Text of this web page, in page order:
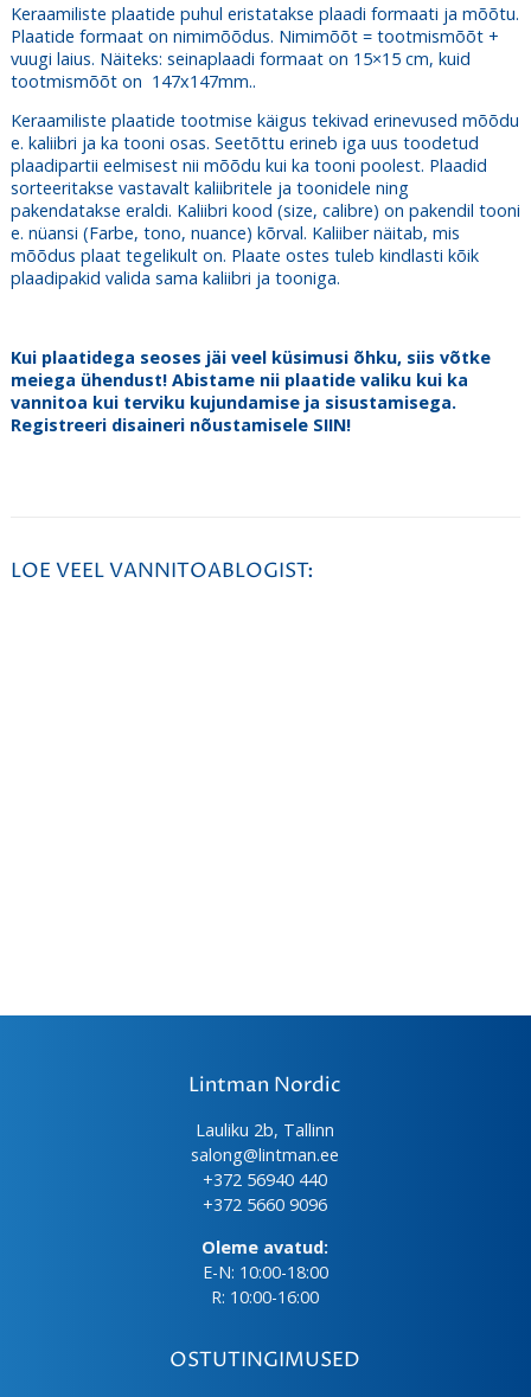
Keraamiliste plaatide puhul eristatakse plaadi formaati ja mõõtu.
Plaatide formaat on nimimõõdus. Nimimõõt = tootmismõõt +
vuugi laius. Näiteks: seinaplaadi formaat on 15×15 cm, kuid
tootmismõõt on 147x147mm..
Keraamiliste plaatide tootmise käigus tekivad erinevused mõõdu
e. kaliibri ja ka tooni osas. Seetõttu erineb iga uus toodetud
plaadipartii eelmisest nii mõõdu kui ka tooni poolest. Plaadid
sorteeritakse vastavalt kaliibritele ja toonidele ning
pakendatakse eraldi. Kaliibri kood (size, calibre) on pakendil tooni
e. nüansi (Farbe, tono, nuance) kõrval. Kaliiber näitab, mis
mõõdus plaat tegelikult on. Plaate ostes tuleb kindlasti kõik
plaadipakid valida sama kaliibri ja tooniga.
Kui plaatidega seoses jäi veel küsimusi õhku, siis võtke
meiega ühendust! Abistame nii plaatide valiku kui ka
vannitoa kui terviku kujundamise ja sisustamisega.
Registreeri disaineri nõustamisele SIIN!
LOE VEEL VANNITOABLOGIST:
Lintman Nordic
Lauliku 2b, Tallinn
salong@lintman.ee
+372 56940 440
+372 5660 9096
Oleme avatud:
E-N: 10:00-18:00
R: 10:00-16:00
OSTUTINGIMUSED